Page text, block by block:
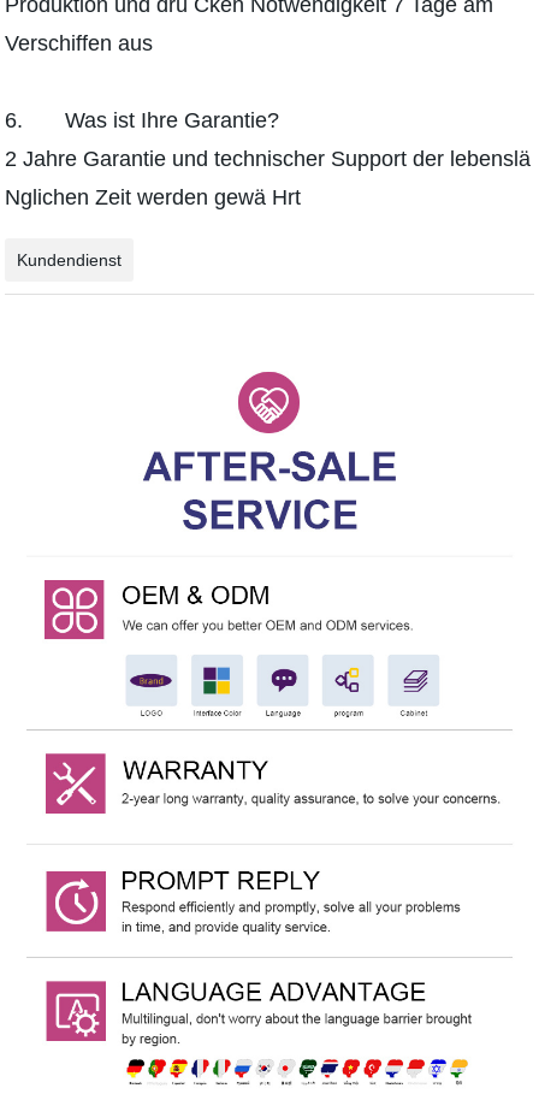
Produktion und drü Cken Notwendigkeit 7 Tage am
Verschiffen aus
6. Was ist Ihre Garantie?
2 Jahre Garantie und technischer Support der lebenslä
Nglichen Zeit werden gewä Hrt
Kundendienst